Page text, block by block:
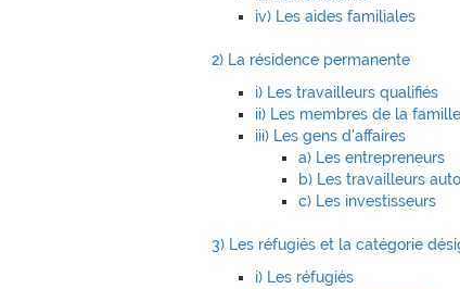
iv) Les aides familiales
2) La résidence permanente
i) Les travailleurs qualifiés
ii) Les membres de la
iii) Les gens d'affaires
a) Les entrepreneurs
b) Les travailleurs
c) Les investisseurs
3) Les réfugiés et la catégorie
i) Les réfugiés